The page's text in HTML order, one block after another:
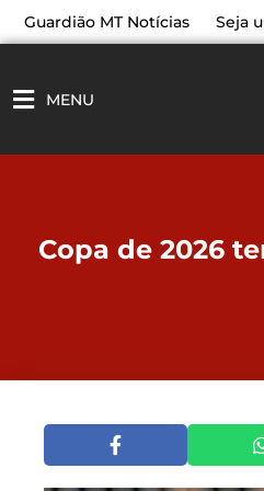
paraGuardião MT Notícias Seja
MENU
Copa de 2026